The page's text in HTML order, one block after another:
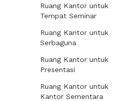
Ruang Kantor untuk
Tempat Seminar
Ruang Kantor untuk
Serbaguna
Ruang Kantor untuk
Presentasi
Ruang Kantor untuk
Kantor Sementara